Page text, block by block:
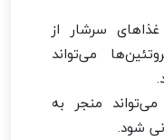
سرشار از
می‌تواند
منجر به
شود.